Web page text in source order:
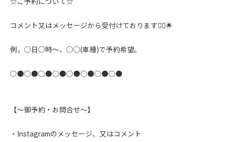
コメント又はメッセージから受付けております🙇‍♂️🌟
例，◯日◯時〜、◯◯(車種)で予約希望。
○●○●○●○●○●○●○●○●
【〜御予約・お問合せ〜】
・Instagramのメッセージ、又はコメント